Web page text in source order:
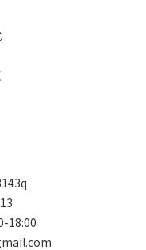
18:00